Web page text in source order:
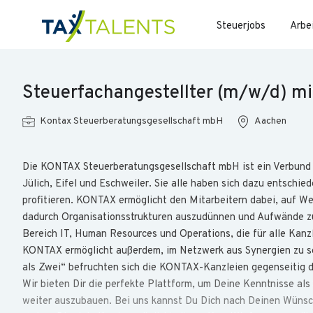
Steuerjobs
Steuerfachangestellter (m/w/d)
Kontax Steuerberatungsgesellschaft mbH Aachen
Die KONTAX Steuerberatungsgesellschaft mbH ist ein
Jülich, Eifel und Eschweiler. Sie alle haben sich dazu
profitieren. KONTAX ermöglicht den Mitarbeitern dabei, auf
dadurch Organisationsstrukturen auszudünnen und
Bereich IT, Human Resources und Operations, die für alle
KONTAX ermöglicht außerdem, im Netzwerk aus Synergien
als Zwei“ befruchten sich die KONTAX-Kanzleien gegenseitig
Wir bieten Dir die perfekte Plattform, um Deine Kenntnisse
weiter auszubauen. Bei uns kannst Du Dich nach Deinen